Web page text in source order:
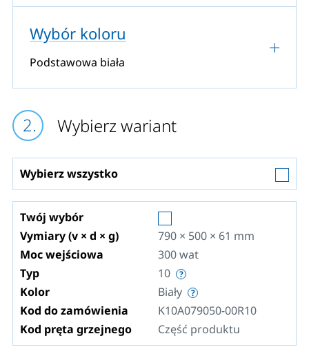
Wybór koloru
Podstawowa biała
Wybierz wariant
Wybierz wszystko
Twój wybór
Vymiary (v × d × g)
790 × 500 × 61 mm
Moc wejściowa
300wat
Typ
10
Kolor
Biały
Kod do zamówienia
K10A079050-00R10
Kod pręta grzejnego
Część produktu